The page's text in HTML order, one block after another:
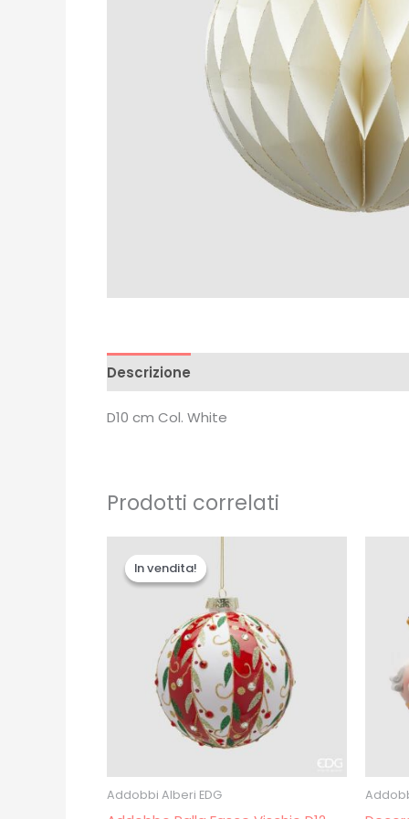
Descrizione
D10 cm Col. White
Prodotti correlati
In vendita!
In vendita!
Addobbi Alberi EDG
prezzo
originale
era:
prezzo
attuale
è:
€10.00.